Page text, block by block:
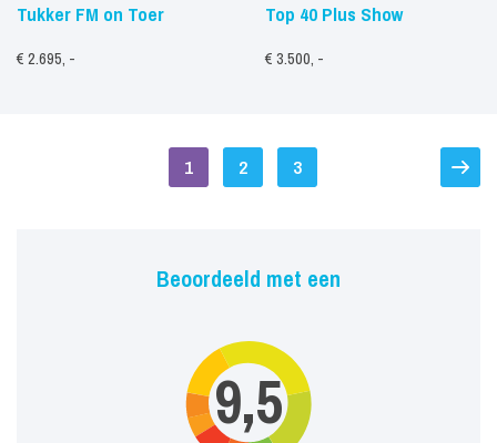
Tukker FM on Toer
€ 2.695, -
Top 40 Plus Show
€ 3.500, -
1 2 3
Beoordeeld met een
9,5